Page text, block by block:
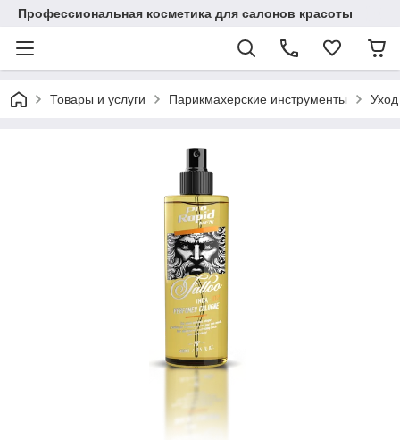
Профессиональная косметика для салонов красоты
Товары и услуги Парикмахерские инструменты